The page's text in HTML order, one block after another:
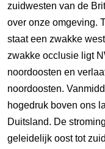
zuidwesten van de
over onze omgeving.
staat een zwakke
zwakke occlusie ligt
noordoosten en
noordoosten.
hogedruk boven ons
Duitsland. De
geleidelijk oost tot